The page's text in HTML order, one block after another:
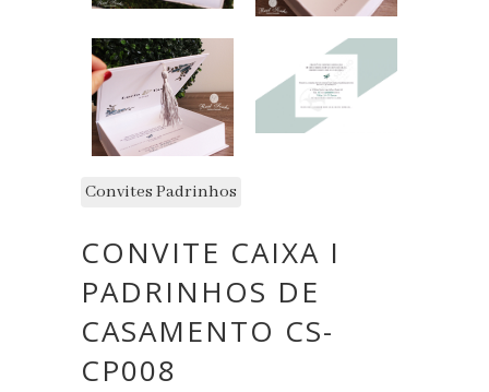
Convites Padrinhos
CONVITE CAIXA I
PADRINHOS DE
CASAMENTO CS-
CP008